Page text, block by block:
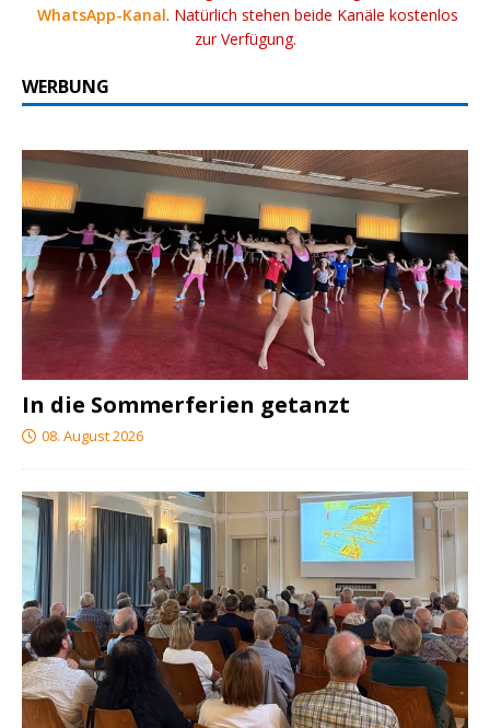
WhatsApp-Kanal. Natürlich stehen beide Kanäle kostenlos
zur Verfügung.
WERBUNG
In die Sommerferien getanzt
08. August 2026